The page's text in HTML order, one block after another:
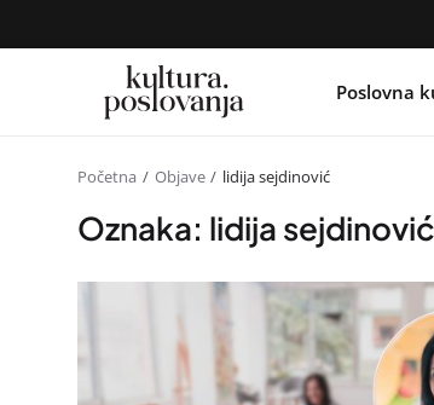
Poslovna
Početna Objave lidija sejdinović
Oznaka: lidija sejdinović